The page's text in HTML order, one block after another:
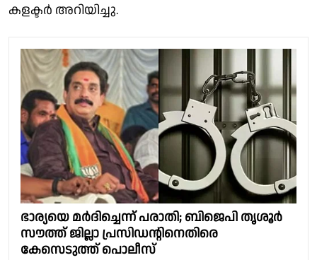
കളക്ടര്‍ അറിയിച്ചു.
ഭാര്യയെ മർദിച്ചെന്ന് പരാതി; ബിജെപി തൃശൂർ
സൗത്ത് ജില്ലാ പ്രസിഡന്റിനെതിരെ
കേസെടുത്ത് പൊലീസ്